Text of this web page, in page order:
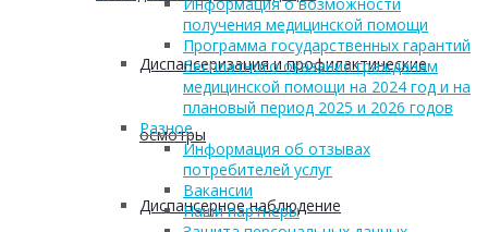
Диспансеризация и профилактические
осмотры
Диспансерное наблюдение
получения медицинской помощи
Программа государственных гарантий
бесплатного оказания гражданам
медицинской помощи на 2024 год и на
плановый период 2025 и 2026 годов
Разное
Информация об отзывах
потребителей услуг
Вакансии
Наши партнеры